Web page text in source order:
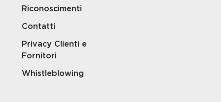
Riconoscimenti
Contatti
Privacy Clienti e
Fornitori
Whistleblowing